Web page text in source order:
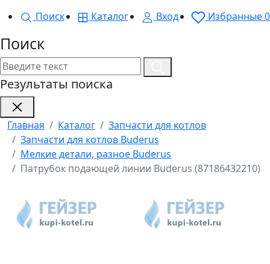
Поиск
Каталог Вход Избранные0
Поиск
Результаты поиска
Главная Каталог
Запчасти для котлов
Запчасти для котлов Buderus
Мелкие детали, разное Buderus
Патрубок подающей линии Buderus (87186432210)